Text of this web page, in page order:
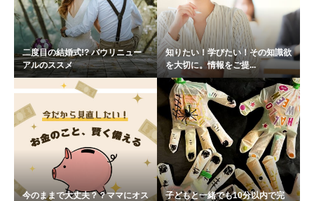
二度目の結婚式!? バウリニュー
アルのススメ
知りたい！学びたい！その知識欲
を大切に。情報をご提...
今のままで大丈夫？？ママにオス
子どもと一緒でも10分以内で完